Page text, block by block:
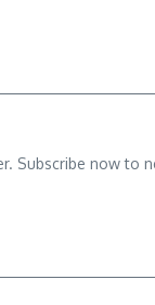
Subscribe now to